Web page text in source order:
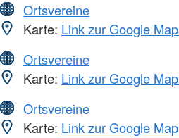
Ortsvereine
Karte: Link zur Google
Ortsvereine
Karte: Link zur Google
Ortsvereine
Karte: Link zur Google